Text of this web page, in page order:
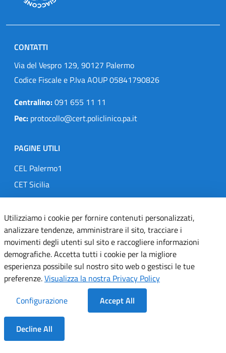
Dentro la Sezione
CONTATTI
Via del Vespro 129, 90127 Palermo
Codice Fiscale e P.Iva AOUP 05841790826
Centralino:091 655 11 11
Pec: protocollo@cert.policlinico.pa.it
PAGINE UTILI
CEL Palermo1
CET Sicilia
Regolamenti
Comitato Infezioni Ospedaliere
Telemedicina
MedOral
TRASPARENZA
Amministrazione Trasparente
Gare e Concorsi
Delibere
Utilizziamo i cookie per fornire contenuti personalizzati,
analizzare tendenze, amministrare il sito, tracciare i
movimenti degli utenti sul sito e raccogliere informazioni
demografiche. Accetta tutti i cookie per la migliore
esperienza possibile sul nostro sito web o gestisci le tue
preferenze.Visualizza la nostra Privacy Policy
Configurazione
Accept All
Decline All